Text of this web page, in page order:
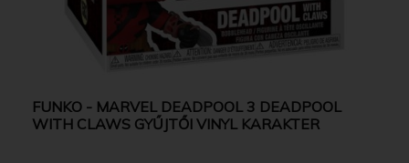
FUNKO - MARVEL DEADPOOL 3 DEADPOOL
WITH CLAWS GYŰJTŐI VINYL KARAKTER